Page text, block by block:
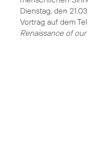
Dienstag, den
Vortrag auf dem
Renaissance of our